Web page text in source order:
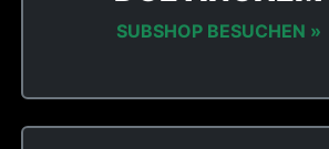
SUBSHOP BESUCHEN »